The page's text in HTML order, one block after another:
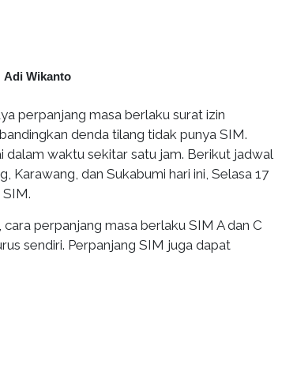
Adi Wikanto
perpanjang masa berlaku surat izin
denda tilang tidak punya SIM.
dalam waktu sekitar satu jam. Berikut jadwal
Karawang, dan Sukabumi hari ini, Selasa 17
perpanjang masa berlaku SIM A dan C
sendiri. Perpanjang SIM juga dapat